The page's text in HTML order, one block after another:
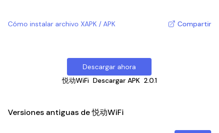
Cómo instalar archivo XAPK / APK Compartir
Descargar ahora
悦动WiFi Descargar APK 2.0.1
Versiones antiguas de 悦动WiFi